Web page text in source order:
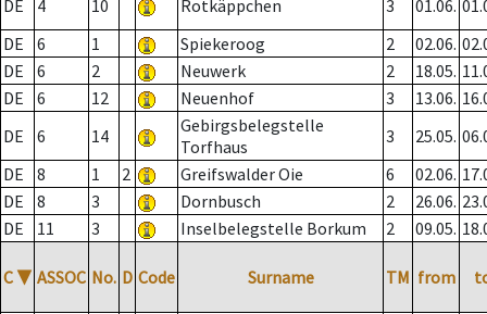
DE
4 10 Rotkäppchen 3 01.06.
DE
6 1 Spiekeroog 2 02.06.
DE
6 2 Neuwerk 2 18.05.
DE
6 12 Neuenhof 3 13.06.
DE
6 14
Gebirgsbelegstelle
Torfhaus
3 25.05.
DE
8 1 2 Greifswalder Oie 6 02.06.
DE
8 3 Dornbusch 2 26.06.
DE
11 3 Inselbelegstelle Borkum 2 09.05.
C ▼ ASSOC No. D Code Surname TM from